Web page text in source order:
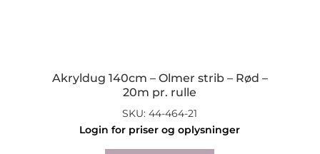
Akryldug 140cm – Olmer strib – Rød –
20m pr. rulle
SKU: 44-464-21
Login for priser og oplysninger